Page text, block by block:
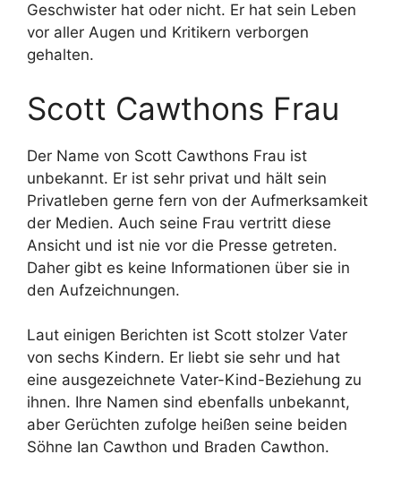
Geschwister hat oder nicht. Er hat sein Leben
vor aller Augen und Kritikern verborgen
gehalten.
Scott Cawthons Frau
Der Name von Scott Cawthons Frau ist
unbekannt. Er ist sehr privat und hält sein
Privatleben gerne fern von der Aufmerksamkeit
der Medien. Auch seine Frau vertritt diese
Ansicht und ist nie vor die Presse getreten.
Daher gibt es keine Informationen über sie in
den Aufzeichnungen.
Laut einigen Berichten ist Scott stolzer Vater
von sechs Kindern. Er liebt sie sehr und hat
eine ausgezeichnete Vater-Kind-Beziehung zu
ihnen. Ihre Namen sind ebenfalls unbekannt,
aber Gerüchten zufolge heißen seine beiden
Söhne Ian Cawthon und Braden Cawthon.